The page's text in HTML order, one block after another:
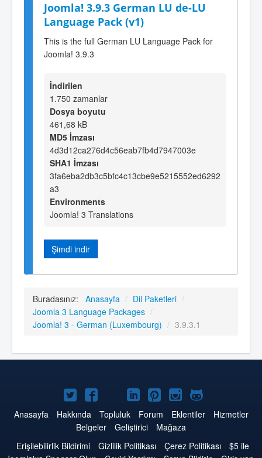
Joomla! 3.9.3 German LU de-LU
Language Pack (v1)
This is the full German LU Language Pack for
Joomla! 3.9.3
İndirilen
1.750 zamanlar
Dosya boyutu
461,68 kB
MD5 İmzası
4d3d12ca276d4c56eab7fb4d7947003e
SHA1 İmzası
3fa6eba2db3c5bfc4c13cbe9e5215552ed6292
a3
Environments
Joomla! 3 Translations
Şimdi indir
Buradasınız: Anasayfa / Dil Paketleri /
Joomla 3 Language Packages /
Joomla! 3 - German (Luxembourg) / 3.9.3.1
Twitter'da
Joomla
Facebook'da
Joomla
YouTube'da
Joomla
LinkedIn'de
Joomla
Pinterest'de
Joomla
Instagram'da
Joomla
GitHub'da
Joomla
Anasayfa Hakkında Topluluk Forum Eklentiler
Hizmetler
Belgeler
Geliştirici
Mağaza
Erişilebilirlik Bildirimi
Gizlilik Politikası Çerez Politikası
$5 ile